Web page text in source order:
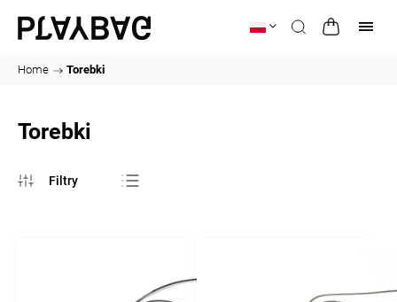
Home / Torebki
Torebki
Alfabetycznie